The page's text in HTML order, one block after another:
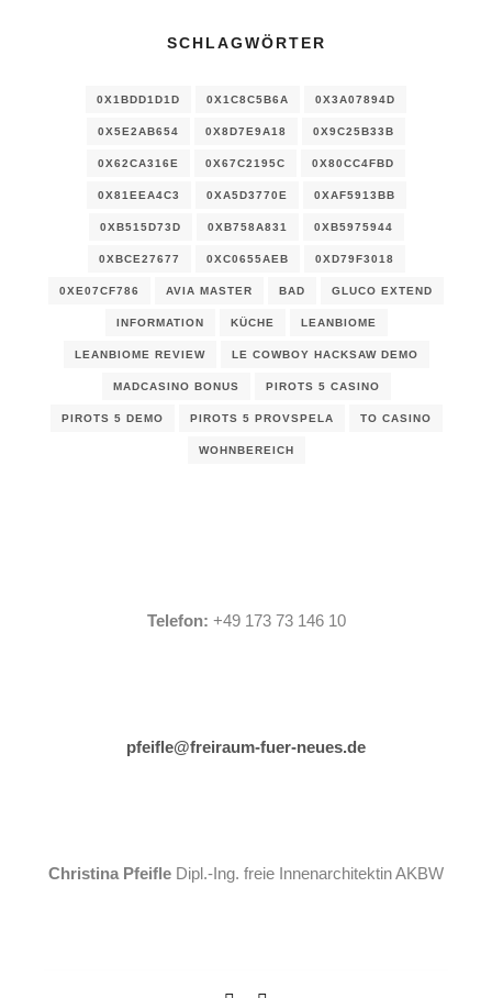
SCHLAGWÖRTER
0X1BDD1D1D 0X1C8C5B6A 0X3A07894D
0X5E2AB654 0X8D7E9A18 0X9C25B33B
0X62CA316E 0X67C2195C 0X80CC4FBD
0X81EEA4C3 0XA5D3770E 0XAF5913BB
0XB515D73D 0XB758A831 0XB5975944
0XBCE27677 0XC0655AEB 0XD79F3018
0XE07CF786 AVIA MASTER BAD GLUCO EXTEND
INFORMATION KÜCHE LEANBIOME
LEANBIOME REVIEW LE COWBOY HACKSAW DEMO
MADCASINO BONUS PIROTS 5 CASINO
PIROTS 5 DEMO PIROTS 5 PROVSPELA TO CASINO
WOHNBEREICH
Telefon: +49 173 73 146 10
pfeifle@freiraum-fuer-neues.de
Christina Pfeifle Dipl.-Ing. freie Innenarchitektin AKBW